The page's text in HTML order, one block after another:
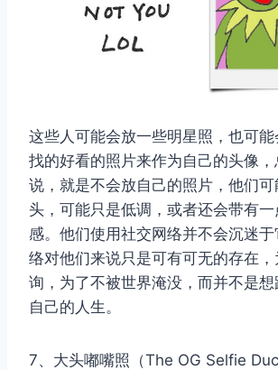
这些人可能会放一些明星照，也可
找的好看的照片来作为自己的头像
说，就是不会放自己的照片，他们
头，可能只是低调，或者还会带有
感。他们使用社交网络并不会沉迷
络对他们来说只是可有可无的存在
询，为了不被世界淹没，而并不是
自己的人生。
7、大头嘟嘴照（The OG Selfie